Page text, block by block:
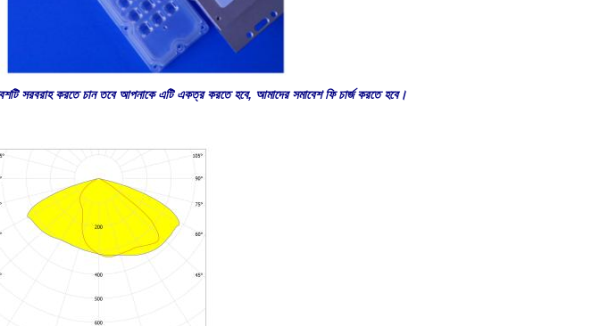
সরবরাহ করতে চান তবে আপনাকে এটি একত্র করতে হবে, আমাদের সমাবেশ ফি চার্জ করতে হবে।